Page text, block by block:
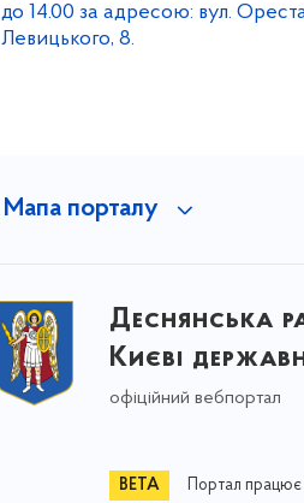
до 14.00 за адресою: вул.
Левицького, 8.
Мапа порталу
Деснянська
Києві
офіційний вебпортал
Портал працює